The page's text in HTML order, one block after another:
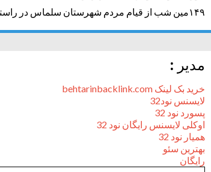
۱۴۹مین شب از قیام مردم شهرستان سلماس در راستای خونخواهی رهبر شهید + تصاویر
مدیر :
خرید بک لینک behtarinbacklink.com
لایسنس نود32
پسورد نود 32
اوکلی لایسنس رایگان نود 32
همیار نود 32
بهترین سئو
رایگان